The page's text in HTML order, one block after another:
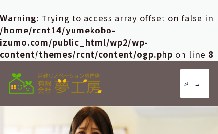
Warning: Trying to access array offset on false in
/home/rcnt14/yumekobo-
izumo.com/public_html/wp2/wp-
content/themes/rcnt/content/ogp.php on line 8
メニュー